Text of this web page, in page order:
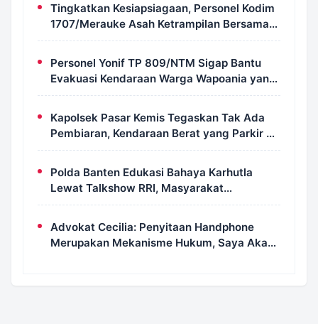
Tingkatkan Kesiapsiagaan, Personel Kodim
1707/Merauke Asah Ketrampilan Bersama
Petugas Damkar
Personel Yonif TP 809/NTM Sigap Bantu
Evakuasi Kendaraan Warga Wapoania yang
Terperosok ke Jurang
Kapolsek Pasar Kemis Tegaskan Tak Ada
Pembiaran, Kendaraan Berat yang Parkir di
Bahu Jalan Langsung Ditertibkan
Polda Banten Edukasi Bahaya Karhutla
Lewat Talkshow RRI, Masyarakat
Diingatkan Ancaman Pidana Pembakaran
Advokat Cecilia: Penyitaan Handphone
Merupakan Mekanisme Hukum, Saya Akan